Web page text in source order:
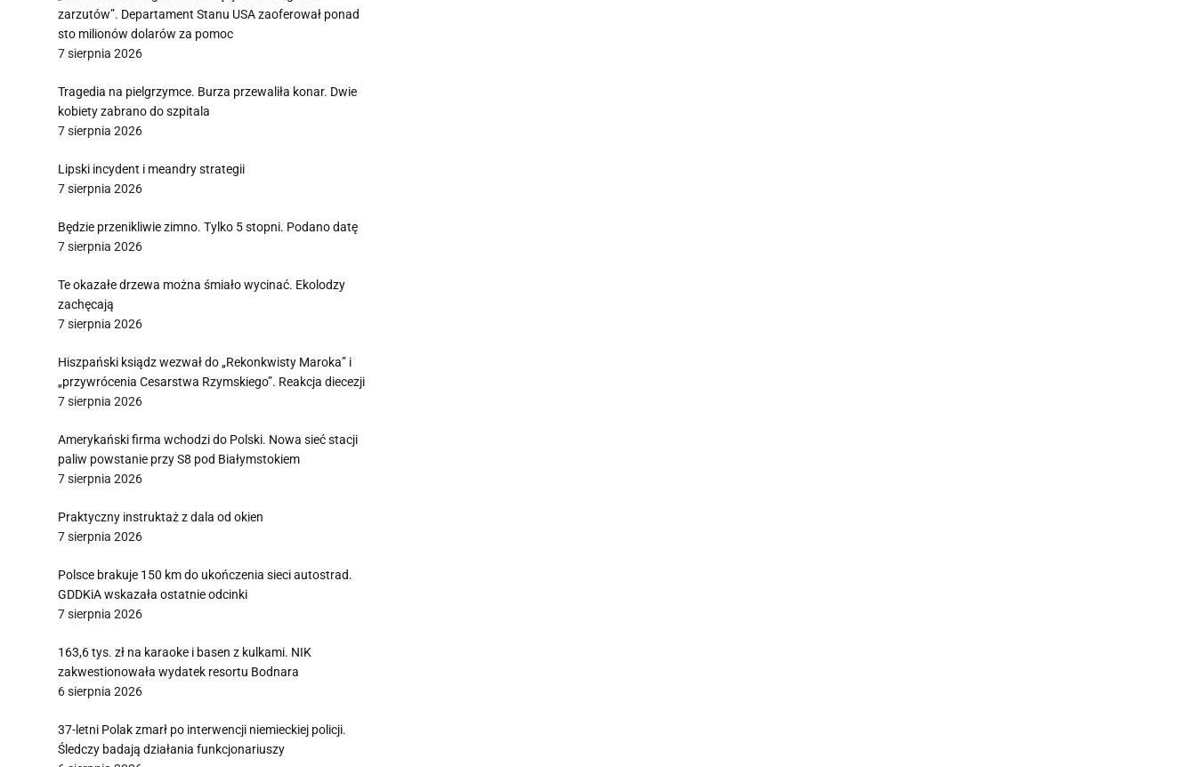
zarzutów”. Departament Stanu USA zaoferował ponad
sto milionów dolarów za pomoc
7 sierpnia 2026
Tragedia na pielgrzymce. Burza przewaliła konar. Dwie
kobiety zabrano do szpitala
7 sierpnia 2026
Lipski incydent i meandry strategii
7 sierpnia 2026
Będzie przenikliwie zimno. Tylko 5 stopni. Podano datę
7 sierpnia 2026
Te okazałe drzewa można śmiało wycinać. Ekolodzy
zachęcają
7 sierpnia 2026
Hiszpański ksiądz wezwał do „Rekonkwisty Maroka” i
„przywrócenia Cesarstwa Rzymskiego”. Reakcja diecezji
7 sierpnia 2026
Amerykański firma wchodzi do Polski. Nowa sieć stacji
paliw powstanie przy S8 pod Białymstokiem
7 sierpnia 2026
Praktyczny instruktaż z dala od okien
7 sierpnia 2026
Polsce brakuje 150 km do ukończenia sieci autostrad.
GDDKiA wskazała ostatnie odcinki
7 sierpnia 2026
163,6 tys. zł na karaoke i basen z kulkami. NIK
zakwestionowała wydatek resortu Bodnara
6 sierpnia 2026
37-letni Polak zmarł po interwencji niemieckiej policji.
Śledczy badają działania funkcjonariuszy